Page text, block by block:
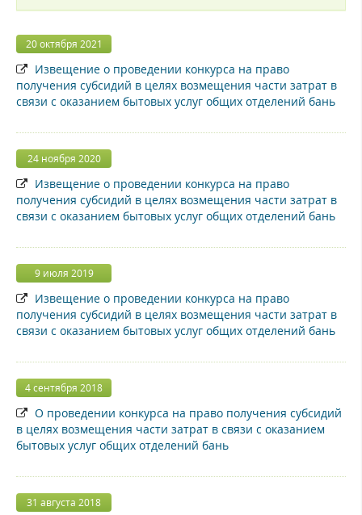
20 октября 2021
Извещение о проведении конкурса на право
получения субсидий в целях возмещения части затрат в
связи с оказанием бытовых услуг общих отделений бань
24 ноября 2020
Извещение о проведении конкурса на право
получения субсидий в целях возмещения части затрат в
связи с оказанием бытовых услуг общих отделений бань
9 июля 2019
Извещение о проведении конкурса на право
получения субсидий в целях возмещения части затрат в
связи с оказанием бытовых услуг общих отделений бань
4 сентября 2018
О проведении конкурса на право получения субсидий
в целях возмещения части затрат в связи с оказанием
бытовых услуг общих отделений бань
31 августа 2018